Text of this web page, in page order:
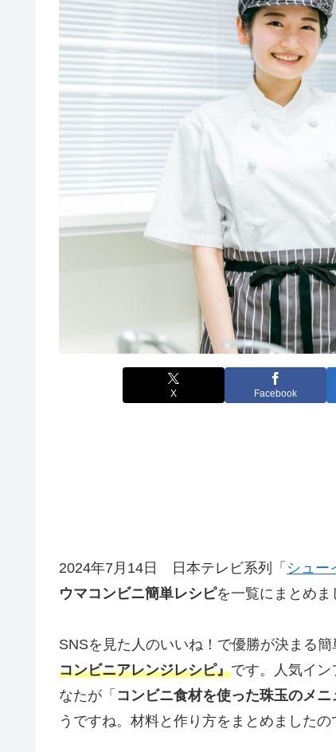
X Facebook
2024年7月14日 日本テレビ系列「 シュー
ウマコンビニ簡単レシピを一覧にまとめま
SNSを見た人のいいね！で優勝が決まる
コンビニアレンジレシピ』です。人気イ
なたが「 コンビニ食材を使った珠玉のメニ
うですね。材料と作り方をまとめました